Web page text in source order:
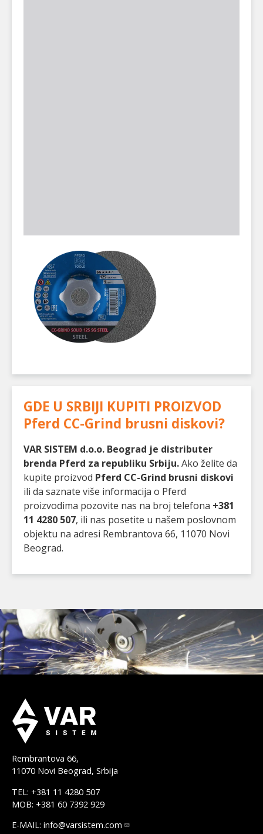
GDE U SRBIJI KUPITI PROIZVOD
Pferd CC-Grind brusni diskovi?
VAR SISTEM d.o.o. Beograd je distributer
brenda Pferd za republiku Srbiju.Ako želite da
kupite proizvod Pferd CC-Grind brusni diskovi
ili da saznate više informacija o Pferd
proizvodima pozovite nas na broj telefona +381
11 4280 507, ili nas posetite u našem poslovnom
objektu na adresi Rembrantova 66, 11070 Novi
Beograd.
Rembrantova 66,
11070 Novi Beograd, Srbija
TEL: +381 11 4280 507
MOB: +381 60 7392 929
E-MAIL: info@varsistem.com